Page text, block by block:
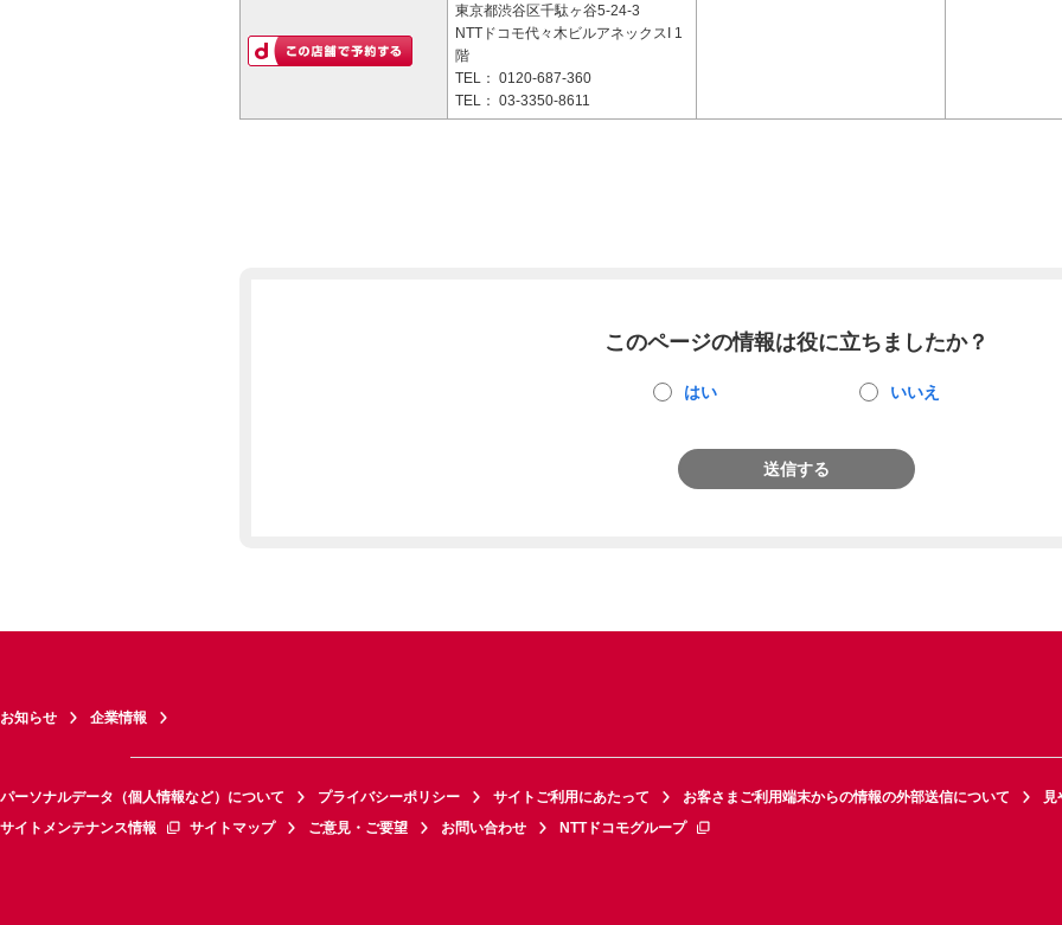
東京都渋谷区千駄ヶ谷5-24-3
NTTドコモ代々木ビルアネックスI 1
階
TEL： 0120-687-360
TEL： 03-3350-8611
このページの情報は役に立ちましたか？
はい いいえ
送信する
お知らせ 企業情報
パーソナルデータ（個人情報など）について プライバシーポリシー サイトご利用にあたって お客さまご利用端末からの情報の外部送信について
見
サイトメンテナンス情報
サイトマップ ご意見・ご要望 お問い合わせ NTTドコモグループ